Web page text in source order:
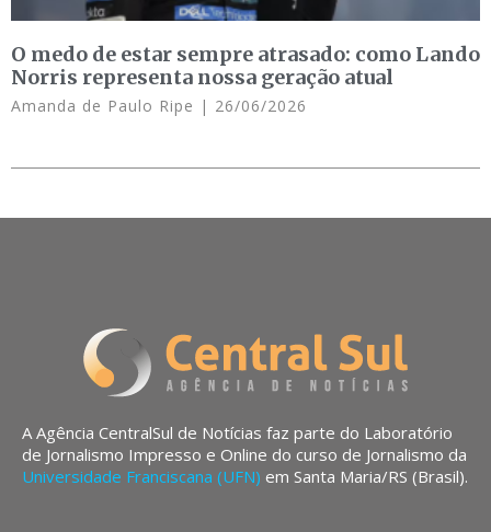
O medo de estar sempre atrasado: como Lando
Norris representa nossa geração atual
Amanda de Paulo Ripe 26/06/2026
A Agência CentralSul de Notícias faz parte do Laboratório
de Jornalismo Impresso e Online do curso de Jornalismo da
Universidade Franciscana (UFN) em Santa Maria/RS (Brasil).